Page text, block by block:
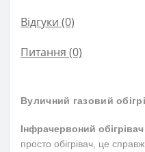
Відгуки (0)
Питання (0)
Вуличний газовий
Інфрачервоний
просто обігрівач, це